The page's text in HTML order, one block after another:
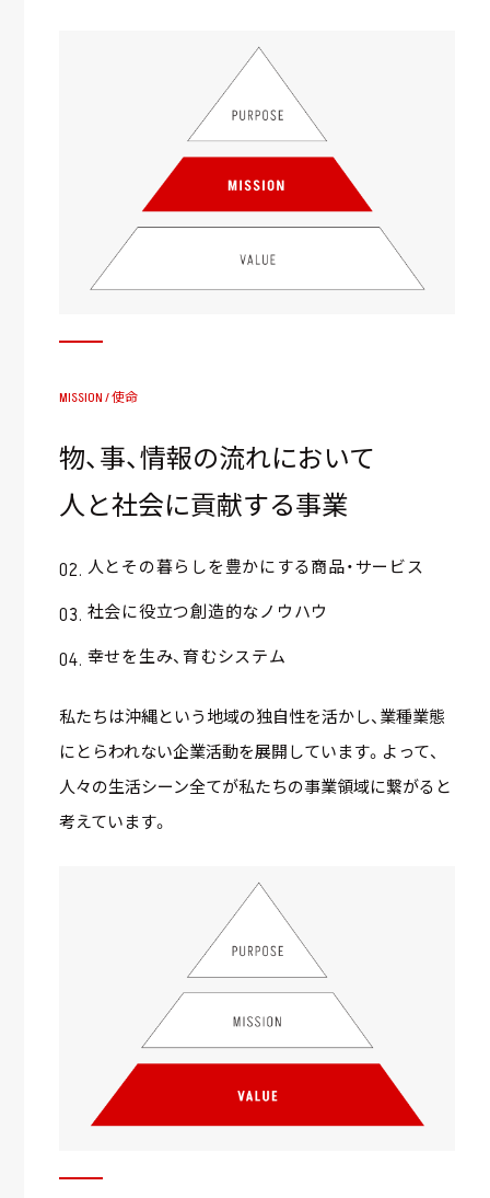
MISSION / 使命
物、事、情報の流れにおいて
人と社会に貢献する事業
人とその暮らしを豊かにする商品・サービス
社会に役立つ創造的なノウハウ
幸せを生み、育むシステム
私たちは沖縄という地域の独自性を活かし、業種業態
にとらわれない企業活動を展開しています。よって、
人々の生活シーン全てが私たちの事業領域に繋がると
考えています。